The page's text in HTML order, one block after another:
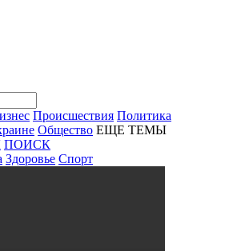
Происшествия Политика
Общество ЕЩЕ ТЕМЫ
ПОИСК
Здоровье Спорт